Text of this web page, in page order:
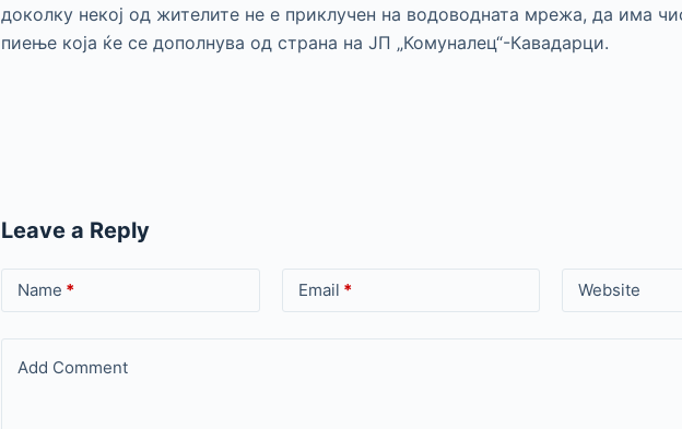
доколку некој од жителите не е приклучен на водоводната мрежа, да има
пиење која ќе се дополнува од страна на ЈП „Комуналец“-Кавадарци.
Leave a Reply
Name * Email * Website
Add Comment